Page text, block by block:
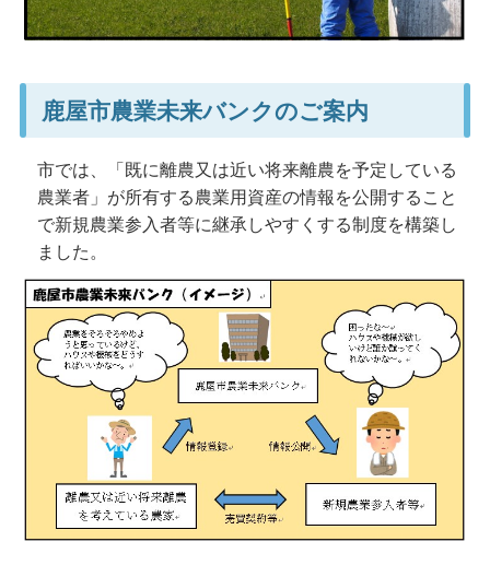
鹿屋市農業未来バンクのご案内
市では、「既に離農又は近い将来離農を予定している
農業者」が所有する農業用資産の情報を公開すること
で新規農業参入者等に継承しやすくする制度を構築し
ました。